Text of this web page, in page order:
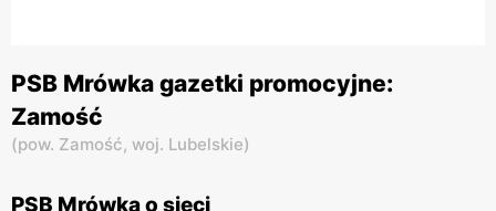
PSB Mrówka gazetki promocyjne:
Zamość
(pow. Zamość, woj. Lubelskie)
PSB Mrówka o sieci